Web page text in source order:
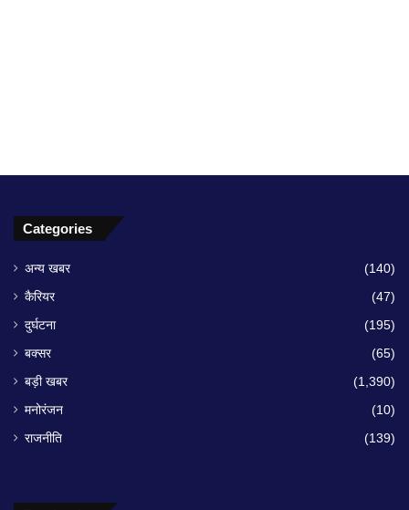
Categories
अन्य खबर (140)
कैरियर (47)
दुर्घटना (195)
बक्सर (65)
बड़ी खबर (1,390)
मनोरंजन (10)
राजनीति (139)